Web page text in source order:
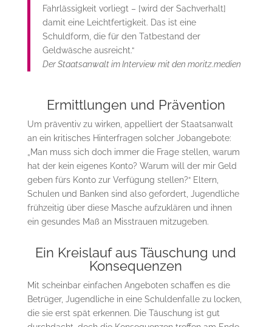
Fahrlässigkeit vorliegt – [wird der Sachverhalt]
damit eine Leichtfertigkeit. Das ist eine
Schuldform, die für den Tatbestand der
Geldwäsche ausreicht.“
Der Staatsanwalt im Interview mit den moritz.medien
Ermittlungen und Prävention
Um präventiv zu wirken, appelliert der Staatsanwalt
an ein kritisches Hinterfragen solcher Jobangebote:
„Man muss sich doch immer die Frage stellen, warum
hat der kein eigenes Konto? Warum will der mir Geld
geben fürs Konto zur Verfügung stellen?“ Eltern,
Schulen und Banken sind also gefordert, Jugendliche
frühzeitig über diese Masche aufzuklären und ihnen
ein gesundes Maß an Misstrauen mitzugeben.
Ein Kreislauf aus Täuschung und
Konsequenzen
Mit scheinbar einfachen Angeboten schaffen es die
Betrüger, Jugendliche in eine Schuldenfalle zu locken,
die sie erst spät erkennen. Die Täuschung ist gut